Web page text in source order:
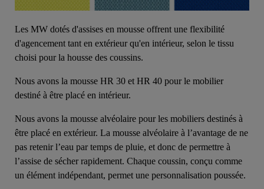
Les MW dotés d'assises en mousse offrent une flexibilité
d'agencement tant en extérieur qu'en intérieur, selon le tissu
choisi pour la housse des coussins.
Nous avons la mousse HR 30 et HR 40 pour le mobilier
destiné à être placé en intérieur.
Nous avons la mousse alvéolaire pour les mobiliers destinés à
être placé en extérieur. La mousse alvéolaire à l’avantage de ne
pas retenir l’eau par temps de pluie, et donc de permettre à
l’assise de sécher rapidement. Chaque coussin, conçu comme
un élément indépendant, permet une personnalisation poussée.